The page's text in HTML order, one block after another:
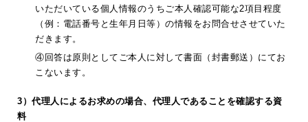
いただいている個人情報のうちご本人確認可能な2項目程度
（例：電話番号と生年月日等）の情報をお問合せさせていた
だきます。
④回答は原則としてご本人に対して書面（封書郵送）にてお
こないます。
3）代理人によるお求めの場合、代理人であることを確認する資
料